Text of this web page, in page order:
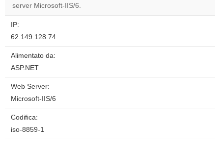
server Microsoft-IIS/6.
IP:
62.149.128.74
Alimentato da:
ASP.NET
Web Server:
Microsoft-IIS/6
Codifica:
iso-8859-1